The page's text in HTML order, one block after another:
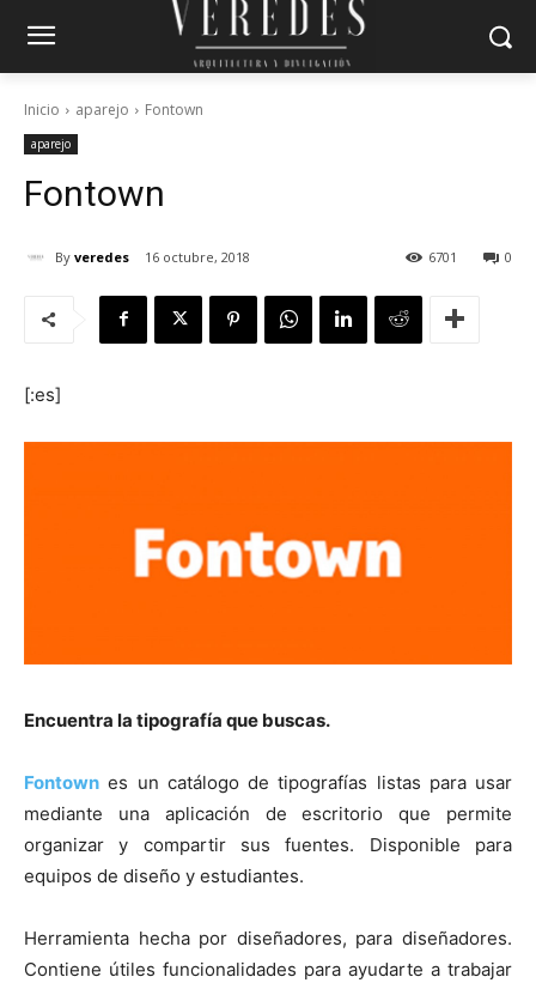
Inicio aparejo Fontown
aparejo
Fontown
By veredes 16 octubre, 2018 0
6701
[:es]
Encuentra la tipografía que buscas.
Fontown es un catálogo de tipografías listas para usar
mediante una aplicación de escritorio que permite
organizar y compartir sus fuentes. Disponible para
equipos de diseño y estudiantes.
Herramienta hecha por diseñadores, para diseñadores.
Contiene útiles funcionalidades para ayudarte a trabajar